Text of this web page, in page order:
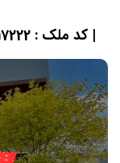
| کد ملک : 117222